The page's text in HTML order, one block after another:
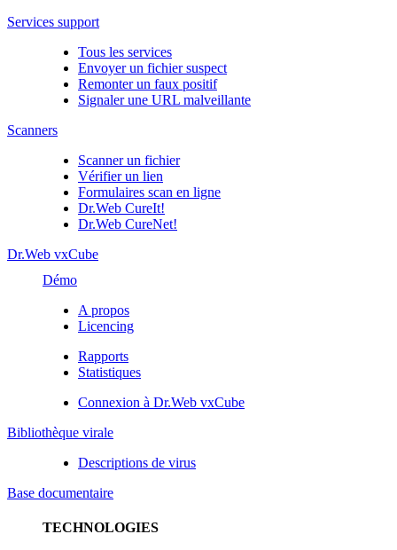
Services support
Tous les services
Envoyer un fichier suspect
Remonter un faux positif
Signaler une URL malveillante
Scanners
Scanner un fichier
Vérifier un lien
Formulaires scan en ligne
Dr.Web CureIt!
Dr.Web CureNet!
Dr.Web vxCube
Démo
A propos
Licencing
Rapports
Statistiques
Connexion à Dr.Web vxCube
Bibliothèque virale
Descriptions de virus
Base documentaire
TECHNOLOGIES